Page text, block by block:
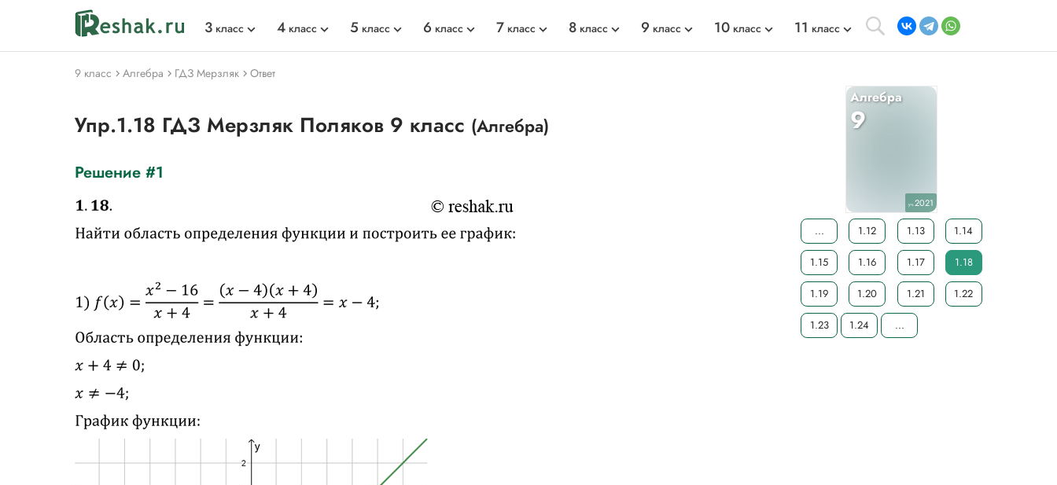
3 класс 4 класс 5 класс 6 класс 7 класс 8 класс 9 класс 10 класс 11 класс
9 класс Алгебра ГДЗ Мерзляк Ответ
Упр.1.18 ГДЗ Мерзляк Поляков 9 класс (Алгебра)
Решение #1
Алгебра
9
уч.2021
... 1.12 1.13 1.14
1.15 1.16 1.17 1.18
1.19 1.20 1.21 1.22
1.23 1.24 ...